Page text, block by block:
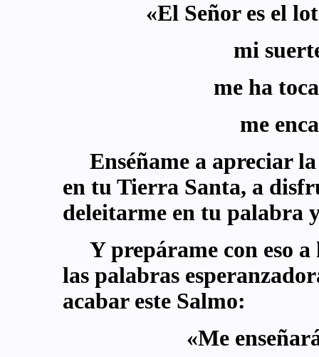
«El Señor es el
mi
me ha
me
Enséñame a apreciar
en tu Tierra Santa, a
deleitarme en tu palabra
Y prepárame con eso
las palabras
acabar este Salmo:
«Me